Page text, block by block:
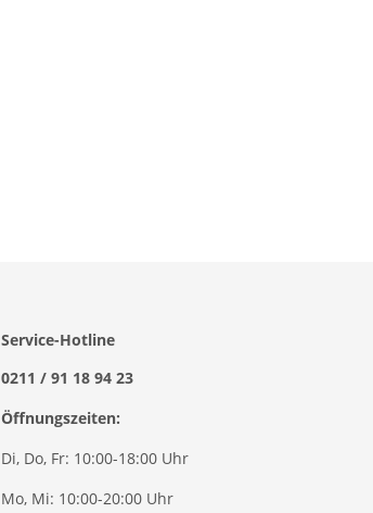
Service-Hotline
0211 / 91 18 94 23
Öffnungszeiten:
Di, Do, Fr: 10:00-18:00 Uhr
Mo, Mi: 10:00-20:00 Uhr